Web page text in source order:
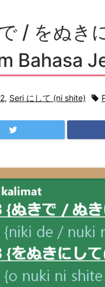
/ をぬき
Bahasa
, Seri にして (ni shite)